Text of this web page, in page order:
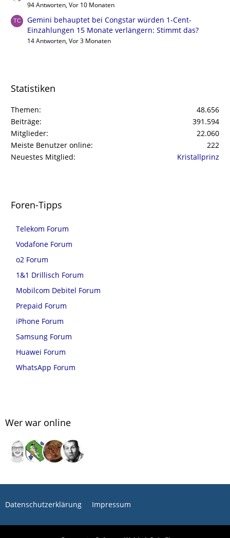
94 Antworten, Vor 10 Monaten
Gemini behauptet bei Congstar würden 1-Cent-
Einzahlungen 15 Monate verlängern: Stimmt das?
14 Antworten, Vor 3 Monaten
Statistiken
Themen
48.656
Beiträge
391.594
Mitglieder
22.060
Meiste Benutzer online
222
Neuestes Mitglied
Kristallprinz
Foren-Tipps
Telekom Forum
Vodafone Forum
o2 Forum
1&1 Drillisch Forum
Mobilcom Debitel Forum
Prepaid Forum
iPhone Forum
Samsung Forum
Huawei Forum
WhatsApp Forum
Wer war online
Datenschutzerklärung Impressum